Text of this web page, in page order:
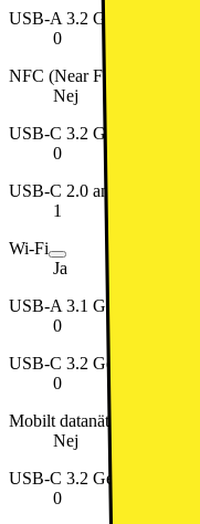
USB-A 3.2 Gen 1 antal
0
NFC (Near Field
Nej
USB-C 3.2 Gen 1 antal
0
USB-C 2.0 antal portar
1
Wi-Fi
Ja
USB-A 3.1 Gen 1 antal
0
USB-C 3.2 Gen 2x2 antal
0
Mobilt datanätverk
Nej
USB-C 3.2 Gen 2 antal
0